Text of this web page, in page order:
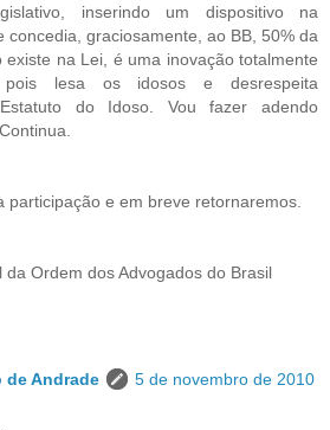
inserindo um dispositivo na
concedia, graciosamente, ao BB, 50% da
existe na Lei, é uma inovação totalmente
pois lesa os idosos e desrespeita
do Idoso. Vou fazer adendo
participação e em breve retornaremos.
da Ordem dos Advogados do Brasil
de Andrade
5 de novembro de 2010